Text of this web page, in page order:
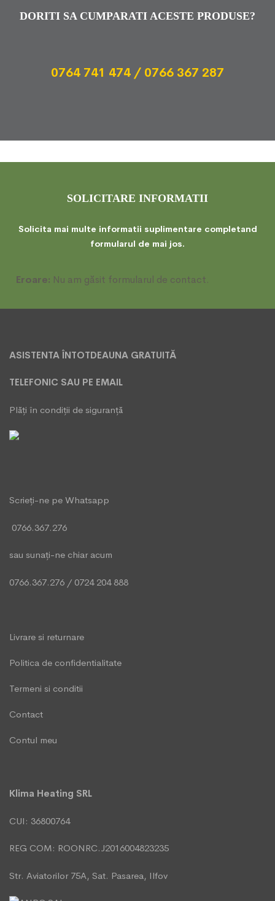
DORITI SA CUMPARATI ACESTE PRODUSE?
0764 741 474 / 0766 367 287
SOLICITARE INFORMATII
Solicita mai multe informatii suplimentare completand
formularul de mai jos.
Eroare: Nu am găsit formularul de contact.
ASISTENTA ÎNTOTDEAUNA GRATUITĂ
TELEFONIC SAU PE EMAIL
Plăți în condiții de siguranță
Scrieți-ne pe Whatsapp
0766.367.276
sau sunați-ne chiar acum
0766.367.276 / 0724 204 888
Livrare si returnare
Politica de confidentialitate
Termeni si conditii
Contact
Contul meu
Klima Heating SRL
CUI: 36800764
REG COM: ROONRC.J2016004823235
Str. Aviatorilor 75A, Sat. Pasarea, Ilfov